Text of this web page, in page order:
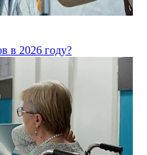
в 2026 году?